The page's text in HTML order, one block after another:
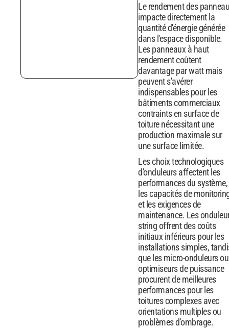
Le rendement des
impacte directement la
quantité d'énergie générée
dans l'espace disponible.
Les panneaux à haut
rendement coûtent
davantage par watt mais
peuvent s'avérer
indispensables pour les
bâtiments commerciaux
contraints en surface de
toiture nécessitant une
production maximale sur
une surface limitée.
Les choix technologiques
d'onduleurs affectent les
performances du système,
les capacités de
et les exigences de
maintenance. Les
string offrent des coûts
initiaux inférieurs pour les
installations simples,
que les micro-onduleurs ou
optimiseurs de puissance
procurent de meilleures
performances pour les
toitures complexes avec
orientations multiples ou
problèmes d'ombrage.